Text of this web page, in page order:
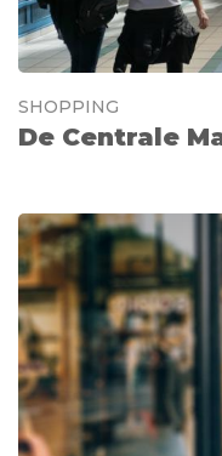
Dublin
Hong Kong
Madrid
Vancouver
SHOPPING
De Centrale